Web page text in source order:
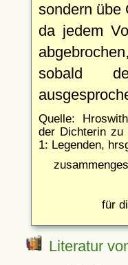
sondern übe
da jedem
abgebrochen,
sobald
Quelle:
der Dichterin zu
1: Legenden,
für
Literatur